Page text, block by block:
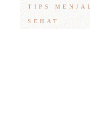
TIPS
SEHAT